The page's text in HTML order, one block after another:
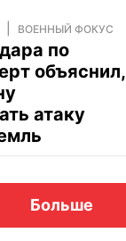
ВОЕННЫЙ ФОКУС
по
объяснил,
атаку
Больше